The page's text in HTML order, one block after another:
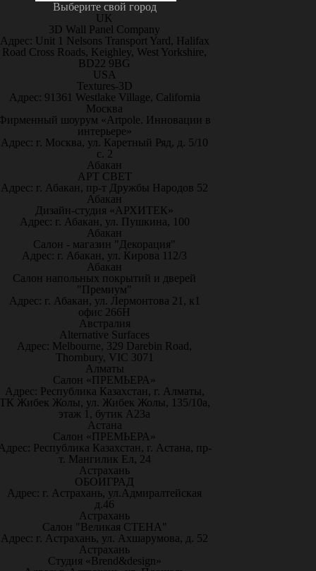
Выберите свой город
UK
3D Wall Panel Company
Адрес: Unit 1 Nelsons Transport Yard, Halifax
Road Cross Roads, Keighley, West Yorkshire,
BD22 9BG
USA
Textures-3D
Адрес: 91361 Westlake Village, California
Москва
шоурум «Artpole. Инновации в
интерьере»
Адрес: г. Москва, ул. Каретный Ряд, д. 5/10
с. 2
Абакан
АРТ СВЕТ
Адрес: г. Абакан, пр-т Дружбы Народов 52
Абакан
Дизайн-студия «АРХИТЕК»
Адрес: г. Абакан, ул. Пушкина, 100
Абакан
Салон - магазин "Декорация"
Адрес: г. Абакан, ул. Кирова 112/3
Абакан
Салон напольных покрытий и дверей
"Премиум"
Адрес: г. Абакан, ул. Лермонтова 21, к1
офис 266Н
Австралия
Alternative Surfaces
Адрес: Melbourne, 329 Darebin Road,
Thornbury, VIC 3071
Алматы
Салон «ПРЕМЬЕРА»
Адрес: Республика Казахстан, г. Алматы,
Жибек Жолы, ул. Жибек Жолы, 135/10а,
этаж 1, бутик А23а
Астана
Салон «ПРЕМЬЕРА»
Республика Казахстан, г. Астана, пр-
т. Мангилик Ел, 24
Астрахань
ОБОИГРАД
Адрес: г. Астрахань, ул.Адмиралтейская
д.46
Астрахань
Салон "Великая СТЕНА"
Адрес: г. Астрахань, ул. Ахшарумова, д. 52
Астрахань
Студия «Brend&design»